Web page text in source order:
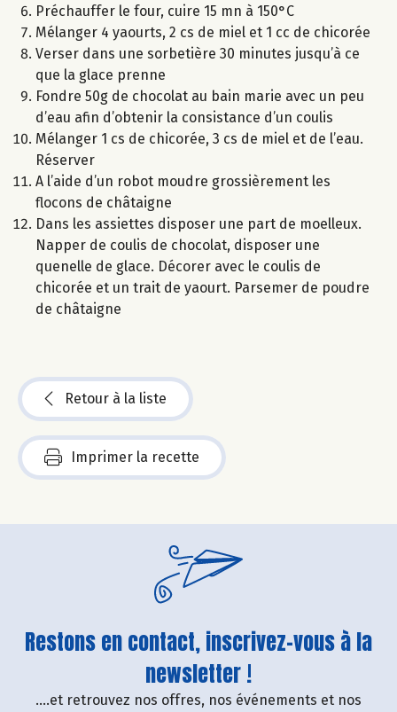
Préchauffer le four, cuire 15 mn à 150°C
Mélanger 4 yaourts, 2 cs de miel et 1 cc de chicorée
Verser dans une sorbetière 30 minutes jusqu’à ce
que la glace prenne
Fondre 50g de chocolat au bain marie avec un peu
d’eau afin d’obtenir la consistance d’un coulis
Mélanger 1 cs de chicorée, 3 cs de miel et de l’eau.
Réserver
A l’aide d’un robot moudre grossièrement les
flocons de châtaigne
Dans les assiettes disposer une part de moelleux.
Napper de coulis de chocolat, disposer une
quenelle de glace. Décorer avec le coulis de
chicorée et un trait de yaourt. Parsemer de poudre
de châtaigne
Retour à la liste
Imprimer la recette
Restons en contact, inscrivez-vous à la
newsletter !
....et retrouvez nos offres, nos événements et nos